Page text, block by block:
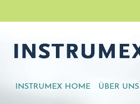
INSTRUMEX HOME ÜBER UNS